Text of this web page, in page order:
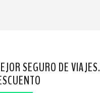
SEGURO DE